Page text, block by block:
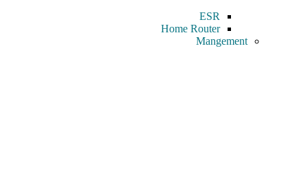
ESR
Home Router
Mangement